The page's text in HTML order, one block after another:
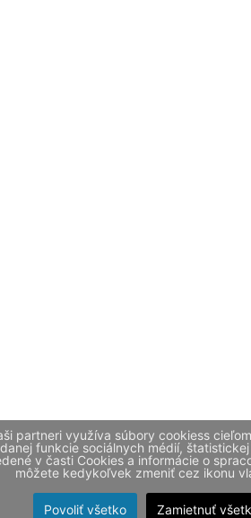
partneri využíva súbory cookiess
funkcie sociálnych médií,
v časti Cookies a informácie o
môžete kedykoľvek zmeniť cez ikonu
Povoliť všetko Zamietnuť